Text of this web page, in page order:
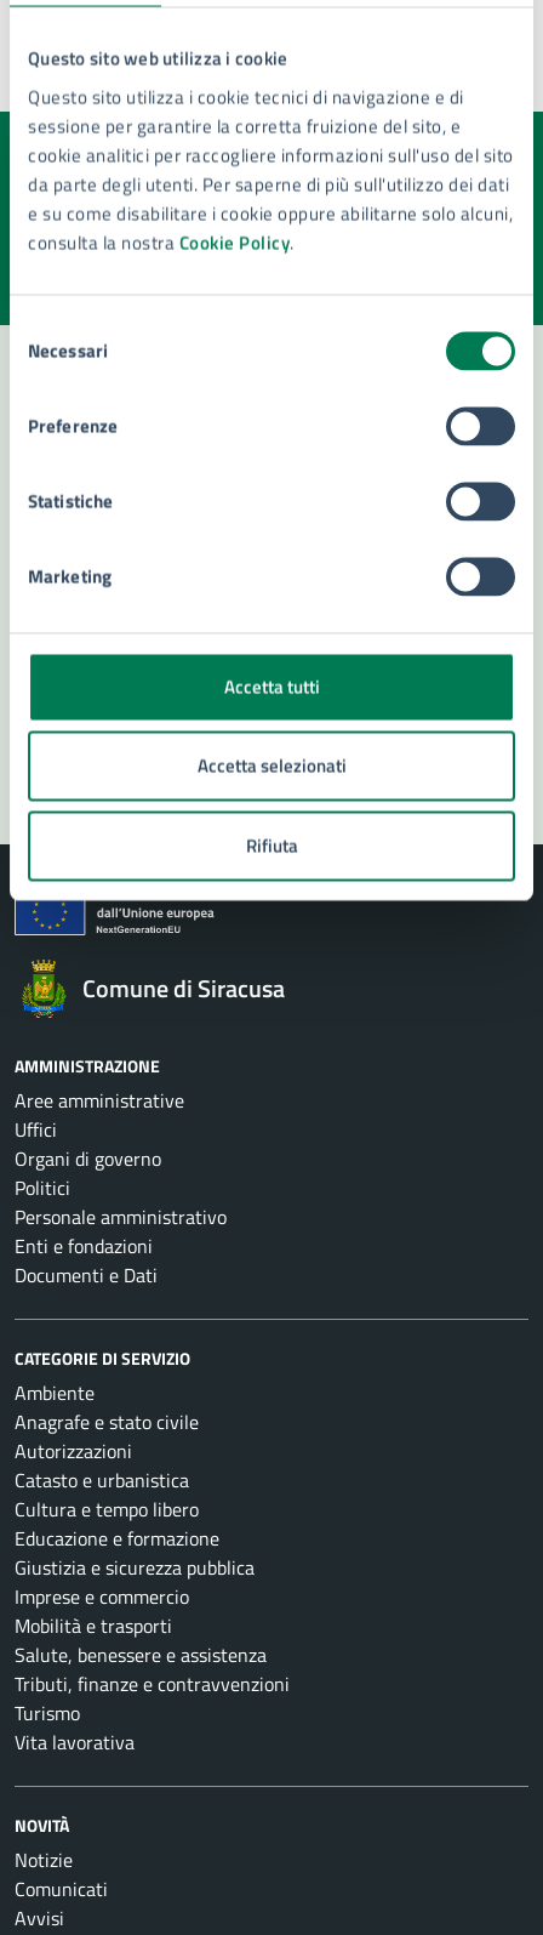
Questo sito web utilizza i cookie
Questo sito utilizza i cookie tecnici di navigazione e di
sessione per garantire la corretta fruizione del sito, e
cookie analitici per raccogliere informazioni sull'uso del sito
da parte degli utenti. Per saperne di più sull'utilizzo dei dati
e su come disabilitare i cookie oppure abilitarne solo alcuni,
consulta la nostraCookie Policy.
Selezione
delNecessari
Preferenze
Statistiche
Marketing
Accetta tutti
Accetta selezionati
Rifiuta
Quanto sono chiare le informazioni su questa
pagina?
Valuta la chiarezza delle informazioni (da 1 a 5 stelle)
Seleziona il numero di stelle per valutare la chiarezza delle
Contatta il comune
Numero verde 800299507
Segnala disservizio
Comune di Siracusa
AMMINISTRAZIONE
Aree amministrative
Uffici
Organi di governo
Politici
Personale amministrativo
Enti e fondazioni
Documenti e Dati
CATEGORIE DI SERVIZIO
Ambiente
Anagrafe e stato civile
Autorizzazioni
Catasto e urbanistica
Cultura e tempo libero
Educazione e formazione
Giustizia e sicurezza pubblica
Imprese e commercio
Mobilità e trasporti
Salute, benessere e assistenza
Tributi, finanze e contravvenzioni
Turismo
Vita lavorativa
NOVITÀ
Notizie
Comunicati
Avvisi